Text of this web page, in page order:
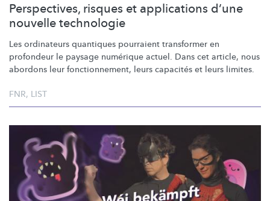
Perspectives, risques et applications d’une
nouvelle technologie
Les ordinateurs quantiques pourraient transformer en
profondeur le paysage numérique actuel. Dans cet article, nous
abordons leur fonctionnement, leurs capacités et leurs limites.
FNR, LIST